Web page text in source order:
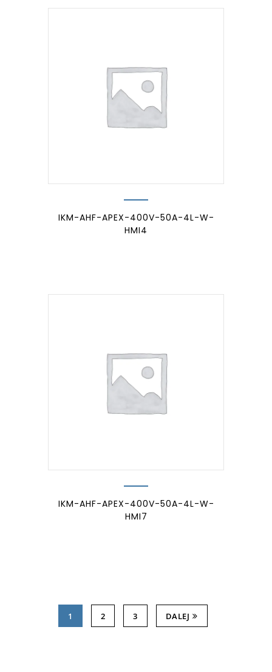
IKM-AHF-APEX-400V-50A-4L-W-
HMI4
IKM-AHF-APEX-400V-50A-4L-W-
HMI7
1 2 3 DALEJ